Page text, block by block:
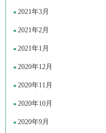
2021年3月
2021年2月
2021年1月
2020年12月
2020年11月
2020年10月
2020年9月